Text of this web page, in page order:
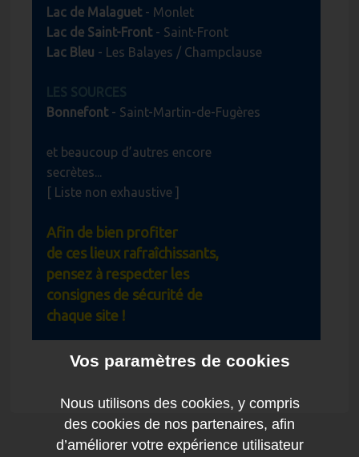
Vos paramètres de cookies
Nous utilisons des cookies, y compris
des cookies de nos partenaires, afin
d’améliorer votre expérience utilisateur
Lac de Malaguet- Monlet
Lac de Saint-Front- Saint-Front
Lac Bleu - Les Balayes / Champclause
Bonnefont - Saint-Martin-de-Fugères
et beaucoup d’autres encore
secrètes...
[ Liste non exhaustive ]
Afin de bien profiter
de ces lieuxrafraîchissants,
pensez à respecter les
consignes de sécurité de
chaque site !